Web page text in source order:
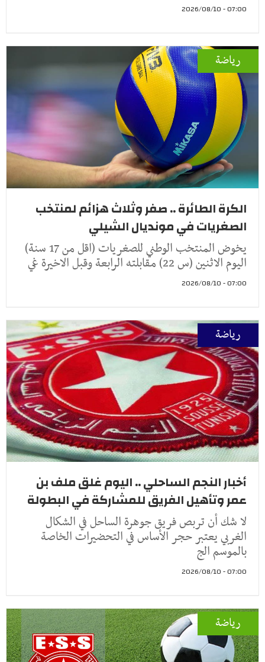
07:00 - 2026/08/10
رياضة
الكرة الطائرة .. صفر وثلاث هزائم لمنتخب
الصغريات في مونديال الشيلي
يخوض المنتخب الوطني للصغريات (اقل من 17 سنة)
اليوم الاثنين (س 22) مقابلته الرابعة وقبل الاخيرة غي
07:00 - 2026/08/10
رياضة
أخبار النجم الساحلي .. اليوم غلق ملف بن
عمر وتأهيل الفريق للمشاركة في البطولة
لا شك أن تربص فريق جوهرة الساحل في الشكال
الغربي يعتبر حجر الأساس في التحضيرات الخاصة
بالموسم الج
07:00 - 2026/08/10
رياضة